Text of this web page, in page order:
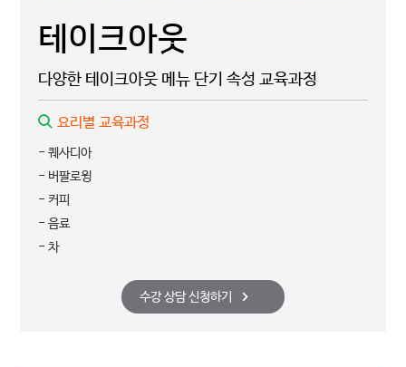
테이크아웃
다양한 테이크아웃 메뉴 단기 속성 교육과정
요리별 교육과정
- 퀘사디아
- 버팔로윙
- 커피
- 음료
- 차
수강 상담 신청하기